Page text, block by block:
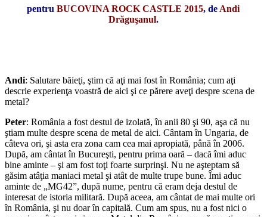
pentruBUCOVINA ROCK CASTLE 2015, de Andi
Drăguşanul.
Andi: Salutare băieţi, ştim că aţi mai fost în România; cum aţi
descrie experienţa voastră de aici şi ce părere aveţi despre scena de
metal?
Peter: România a fost destul de izolată, în anii 80 şi 90, aşa că nu
ştiam multe despre scena de metal de aici. Cântam în Ungaria, de
câteva ori, şi asta era zona cam cea mai apropiată, până în 2006.
După, am cântat în Bucureşti, pentru prima oară – dacă îmi aduc
bine aminte – şi am fost toţi foarte surprinşi. Nu ne aşteptam să
găsim atâţia maniaci metal şi atât de multe trupe bune. Îmi aduc
aminte de „MG42”, după nume, pentru că eram deja destul de
interesat de istoria militară. După aceea, am cântat de mai multe ori
în România, şi nu doar în capitală. Cum am spus, nu a fost nici o